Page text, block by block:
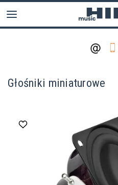
Głośniki miniaturowe